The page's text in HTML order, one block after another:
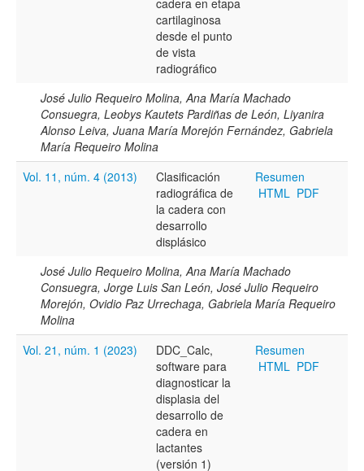
Hasta
Términos de indexación
Disciplinas
Tipo (método/enfoque)
cartilaginosa
desde el punto
de vista
radiográfico
José Julio Requeiro Molina, Ana María Machado
Consuegra, Leobys Kautets Pardiñas de León, Liyanira
Alonso Leiva, Juana María Morejón Fernández, Gabriela
María Requeiro Molina
Vol. 11, núm. 4 (2013)
Clasificación
radiográfica de
la cadera con
desarrollo
displásico
Resumen
HTML PDF
José Julio Requeiro Molina, Ana María Machado
Consuegra, Jorge Luis San León, José Julio Requeiro
Morejón, Ovidio Paz Urrechaga, Gabriela María Requeiro
Molina
Vol. 21, núm. 1 (2023)
DDC_Calc,
software para
diagnosticar la
displasia del
desarrollo de
cadera en
lactantes
(versión 1)
Resumen
HTML PDF